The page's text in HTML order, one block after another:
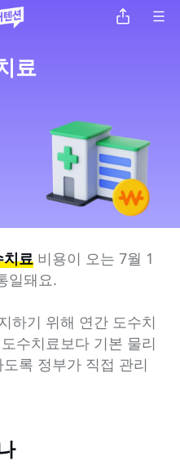
료
치료 비용이 오는 7월 1
일돼요.
하기 위해 연간 도수치
수치료보다 기본 물리
록 정부가 직접 관리